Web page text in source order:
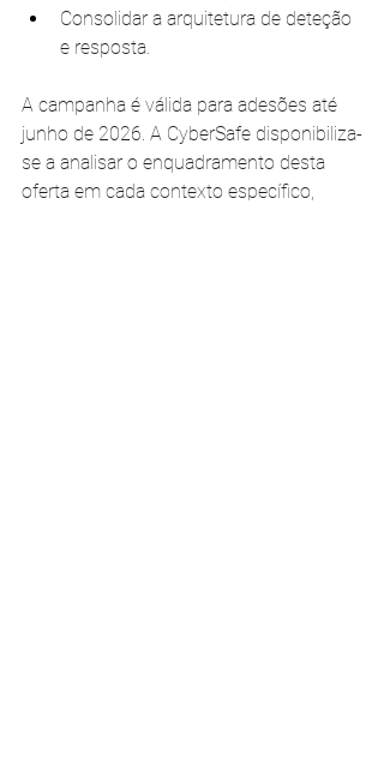
Consolidar a arquitetura de deteção
e resposta.
A campanha é válida para adesões até
junho de 2026. A CyberSafe disponibiliza-
se a analisar o enquadramento desta
oferta em cada contexto específico,